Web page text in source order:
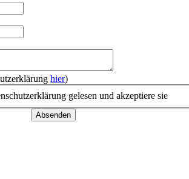
hier)
gelesen und akzeptiere sie
Absenden